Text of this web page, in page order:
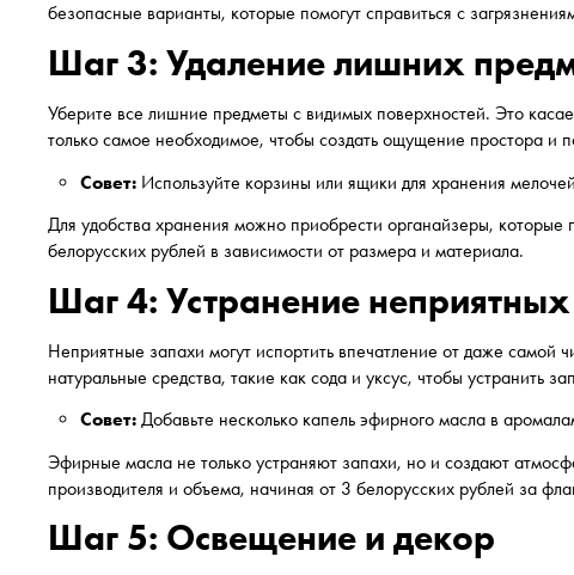
безопасные варианты, которые помогут справиться с
Шаг 3: Удаление лишних
Уберите все лишние предметы с видимых поверхностей. Это
только самое необходимое, чтобы создать ощущение простора и
Совет: Используйте корзины или ящики для хранения
Для удобства хранения можно приобрести органайзеры, которые
белорусских рублей в зависимости от размера и материала.
Шаг 4: Устранение
Неприятные запахи могут испортить впечатление от даже самой
натуральные средства, такие как сода и уксус, чтобы устранить
Совет: Добавьте несколько капель эфирного масла в
Эфирные масла не только устраняют запахи, но и создают
производителя и объема, начиная от 3 белорусских рублей за
Шаг 5: Освещение и декор